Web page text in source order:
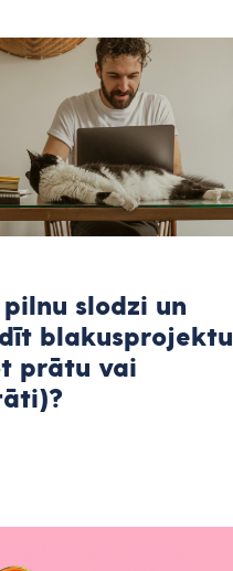
slodzi un
blakusprojektu
prātu vai